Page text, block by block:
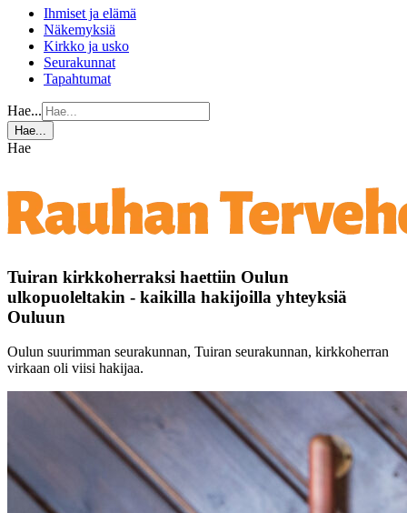
Ihmiset ja elämä
Näkemyksiä
Kirkko ja usko
Seurakunnat
Tapahtumat
Hae...
Hae...
Hae
Tuiran kirkkoherraksi haettiin Oulun
ulkopuoleltakin - kaikilla hakijoilla yhteyksiä
Ouluun
Oulun suurimman seurakunnan, Tuiran seurakunnan, kirkkoherran
virkaan oli viisi hakijaa.